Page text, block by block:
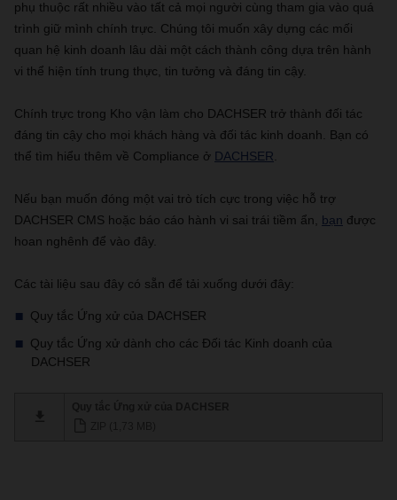
phụ thuộc rất nhiều vào tất cả mọi người cùng tham gia vào quá
trình giữ mình chính trực. Chúng tôi muốn xây dựng các mối
quan hệ kinh doanh lâu dài một cách thành công dựa trên hành
vi thể hiện tính trung thực, tin tưởng và đáng tin cậy.
Chính trực trong Kho vận làm cho DACHSER trở thành đối tác
đáng tin cậy cho mọi khách hàng và đối tác kinh doanh. Bạn có
thể tìm hiểu thêm về Compliance ở DACHSER
Nếu bạn muốn đóng một vai trò tích cực trong việc hỗ trợ
DACHSER CMS hoặc báo cáo hành vi sai trái tiềm ẩn, bạn được
hoan nghênh để vào đây.
Các tài liệu sau đây có sẵn để tải xuống dưới đây:
Quy tắc Ứng xử của DACHSER
Quy tắc Ứng xử dành cho các Đối tác Kinh doanh của
DACHSER